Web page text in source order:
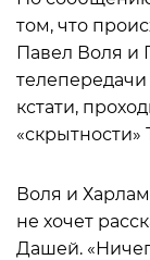
том, что
Павел Воля и
кстати,
«скрытности»
Воля и
не хочет
Дашей.